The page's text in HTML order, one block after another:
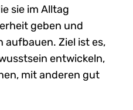
sie im Alltag
geben und
aufbauen. Ziel ist es,
entwickeln,
mit anderen gut